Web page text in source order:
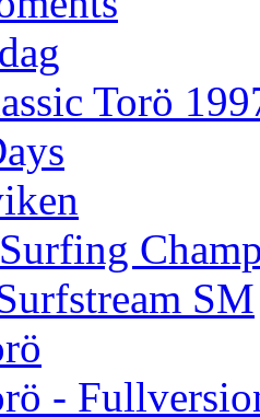
Torö
SM
-